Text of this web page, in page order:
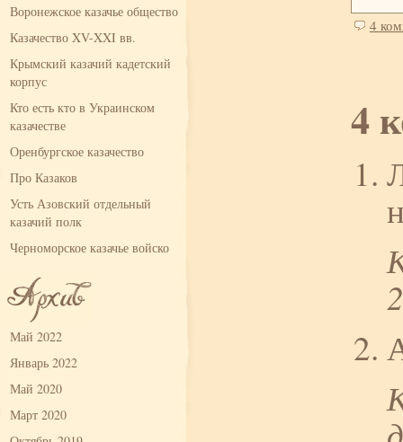
Воронежское казачье общество
Казачество XV-XXI вв.
Крымский казачий кадетский
корпус
Кто есть кто в Украинском
казачестве
Оренбургское казачество
Про Казаков
Усть Азовский отдельный
казачий полк
Черноморское казачье войско
Май 2022
Январь 2022
Май 2020
Март 2020
4
4